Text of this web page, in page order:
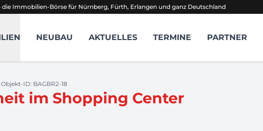
Immobilien-Börse für Nürnberg, Fürth, Erlangen und ganz Deutschland
BörseNEUBAU AKTUELLES TERMINE PARTNER
ID: BAGBR2-18
im Shopping Center